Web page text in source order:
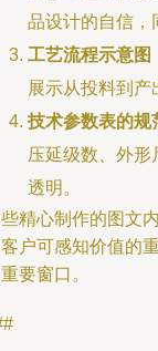
品设计的自信，
工艺流程示意图
展示从投料到
技术参数表的规
压延级数、外形
透明。
精心制作的图文
户可感知价值的
要窗口。